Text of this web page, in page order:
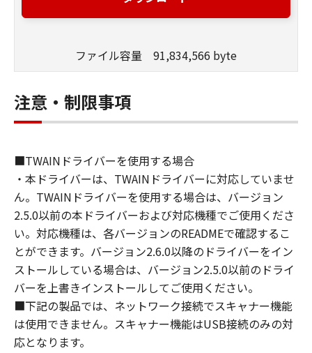
ンツデータ」は、それぞれまたは併せて「許諾
お客様は、本契約とともに提供される同意を示
すボタンをクリックし、もしくは「許諾ソフト
ウェア」をインストールし、または「許諾ソフ
項に同意されたものとします。本契約の条項に
同意されない場合は、「許諾ソフトウェア」を
使用することはできません。
なお、「許諾ソフトウェア」には、本契約の各
条項が適用されない第三者のライブラリ、ソフ
トウェア、モジュール等（以下「第三者ソフト
ウェア」といいます。）が含まれる場合があり
ます。かかる「第三者ソフトウェア」の使用条
件は、本契約の末尾、「許諾ソフトウェア」に
関連するマニュアル等の資料、または「許諾ソ
フトウェア」内に記載されていますのでご確認
ください。
ファイル容量 91,834,566 byte
注意・制限事項
■TWAINドライバーを使用する場合
・本ドライバーは、TWAINドライバーに対応していませ
ん。TWAINドライバーを使用する場合は、バージョン
2.5.0以前の本ドライバーおよび対応機種でご使用くださ
い。対応機種は、各バージョンのREADMEで確認するこ
とができます。バージョン2.6.0以降のドライバーをイン
ストールしている場合は、バージョン2.5.0以前のドライ
バーを上書きインストールしてご使用ください。
■下記の製品では、ネットワーク接続でスキャナー機能
は使用できません。スキャナー機能はUSB接続のみの対
応となります。